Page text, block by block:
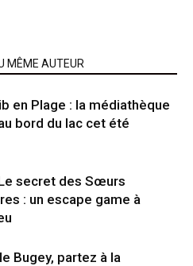
MÊME AUTEUR
en Plage : la médiathèque
bord du lac cet été
secret des Sœurs
: un escape game à
Bugey, partez à la